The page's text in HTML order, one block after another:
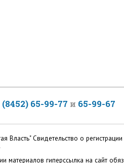
(8452) 65-99-77 и 65-99-67
Власть" Cвидетельство о
материалов гиперссылка на сайт